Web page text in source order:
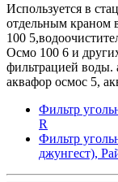
Используется в
отдельным краном
100
Осмо 100 6 и
фильтрацией воды.
аквафор осмос 5,
Фильтр
R
Фильтр
джунгест),